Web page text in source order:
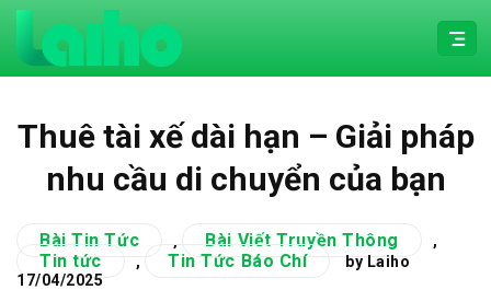
Chuyển
nội
Thuê tài xế dài hạn – Giải pháp
nhu cầu di chuyển của bạn
Bài Tin Tức Bài Viết Truyền Thông ,
Tin tức , Tin Tức Báo Chí
by Laiho
17/04/2025